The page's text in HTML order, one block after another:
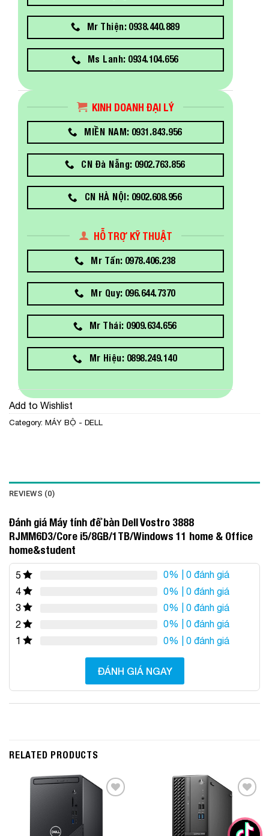
Mr Thiện: 0938.440.889
Ms Lanh: 0934.104.656
KINH DOANH ĐẠI LÝ
MIỀN NAM: 0931.843.956
CN Đà Nẵng: 0902.763.856
CN HÀ NỘI: 0902.608.956
HỖ TRỢ KỸ THUẬT
Mr Tấn: 0978.406.238
Mr Quy: 096.644.7370
Mr Thái: 0909.634.656
Mr Hiệu: 0898.249.140
Add to Wishlist
Category: MÁY BỘ - DELL
REVIEWS (0)
Đánh giá Máy tính để bàn Dell Vostro 3888
RJMM6D3/Core i5/8GB/1TB/Windows 11 home & Office
home&student
5 0% | 0 đánh giá
4
0% | 0 đánh giá
3
0% | 0 đánh giá
2
0% | 0 đánh giá
1
0% | 0 đánh giá
ĐÁNH GIÁ NGAY
RELATED PRODUCTS